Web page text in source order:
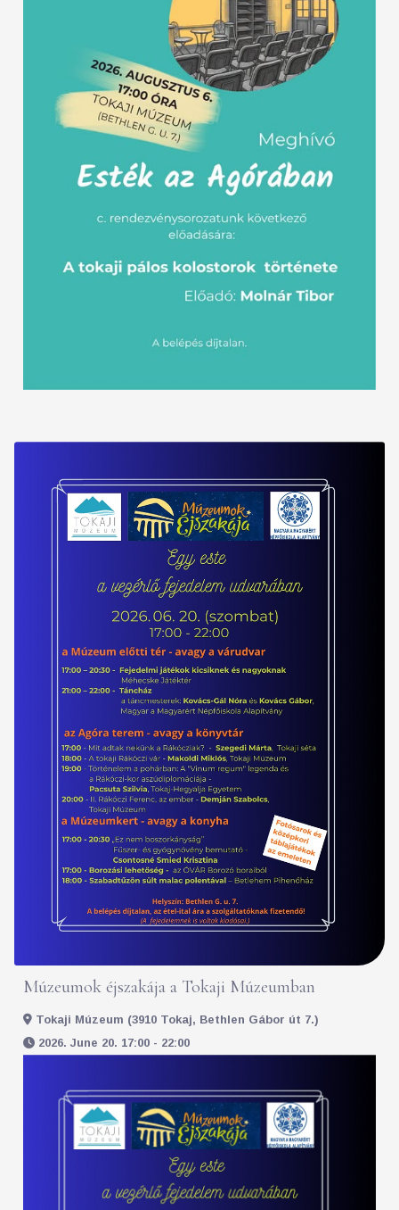
Múzeumok éjszakája a Tokaji Múzeumban
Tokaji Múzeum (3910 Tokaj, Bethlen Gábor út 7.)
2026. June 20. 17:00 - 22:00